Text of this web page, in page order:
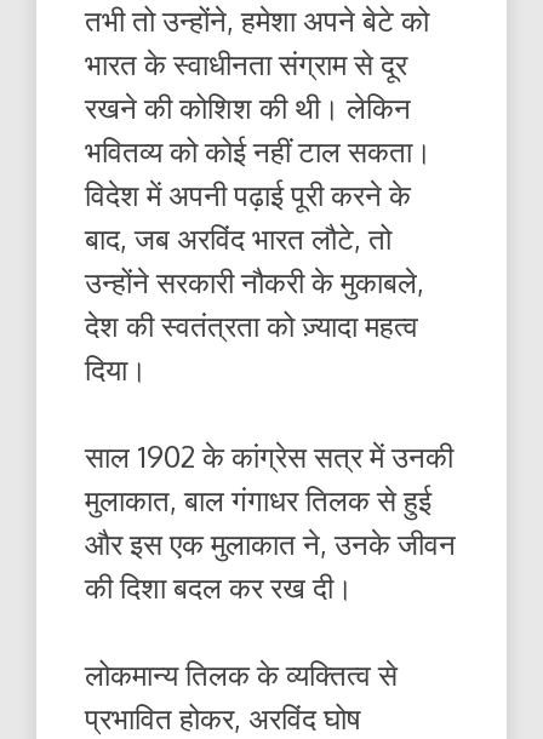
तभी तो उन्होंने, हमेशा अपने बेटे को
भारत के स्वाधीनता संग्राम से दूर
रखने की कोशिश की थी। लेकिन
भवितव्य को कोई नहीं टाल सकता।
विदेश में अपनी पढ़ाई पूरी करने के
बाद, जब अरविंद भारत लौटे, तो
उन्होंने सरकारी नौकरी के मुकाबले,
देश की स्वतंत्रता को ज़्यादा महत्व
दिया।
साल 1902 के कांग्रेस सत्र में उनकी
मुलाकात, बाल गंगाधर तिलक से हुई
और इस एक मुलाकात ने, उनके जीवन
की दिशा बदल कर रख दी।
लोकमान्य तिलक के व्यक्तित्व से
प्रभावित होकर, अरविंद घोष